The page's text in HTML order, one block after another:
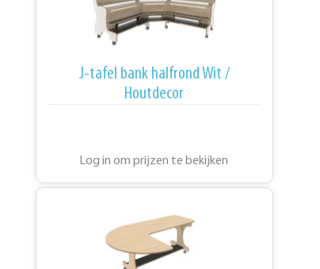
J-tafel bank halfrond Wit /
Houtdecor
Log in om prijzen te bekijken